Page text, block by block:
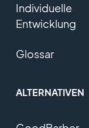
Individuelle
Entwicklung
Glossar
ALTERNATIVEN